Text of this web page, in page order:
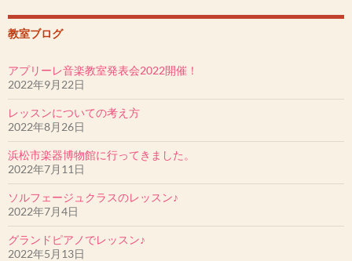
♪2019ミュージカル「アニー」アニー役・孤児役オーディション♪
森田みなもさん・堤まあやさんが歌の３次審査を通過しました。
戸口あやかさんが表彰されました。
教室ブログ
アプリーレ音楽教室発表会2022開催！
2022年9月22日
レッスンについての考え方
2022年8月26日
浜松市楽器博物館に行ってきました。
2022年7月11日
ソルフェージュクラスのレッスン♪
2022年7月4日
グランドピアノでレッスン♪
2022年5月13日